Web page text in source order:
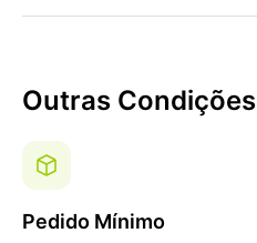
Outras Condições
Pedido Mínimo